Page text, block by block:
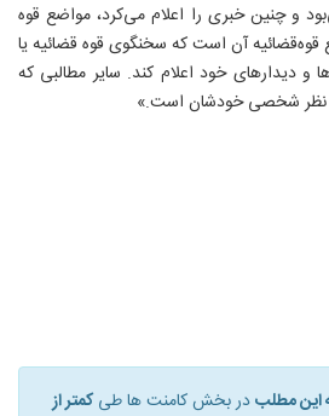
و چنین خبری را اعلام می‌کرد، مواضع قوه
قوه‌قضائیه آن است که سخنگوی قوه قضائیه یا
و دیدارهای خود اعلام کند. سایر مطالبی که
نظر شخصی خودشان است.»
این مطلبدر بخش کامنت ها طیکمتر از